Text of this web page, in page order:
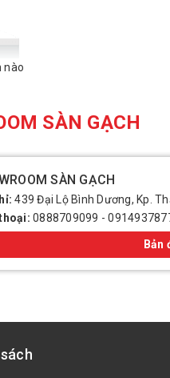
nào
SÀN GẠCH
SÀN GẠCH
439 Đại Lộ Bình Dương, Kp.
0888709099 -
Bản